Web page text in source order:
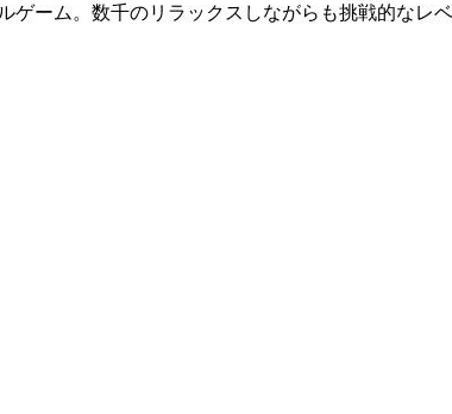
ーム。数千のリラックスしながらも挑戦的なレ